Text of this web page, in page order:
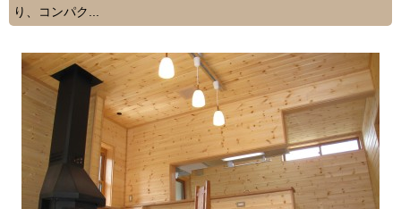
り、コンパク...